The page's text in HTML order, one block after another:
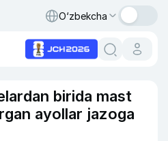
O‘zbekcha
birida mast
ayollar jazoga